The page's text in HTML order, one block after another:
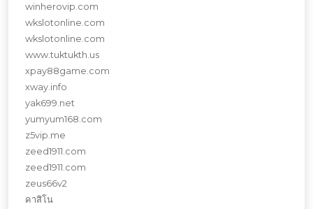
winherovip.com
wkslotonline.com
wkslotonline.com
www.tuktukth.us
xpay88game.com
xway.info
yak699.net
yumyum168.com
z5vip.me
zeed1911.com
zeed1911.com
zeus66v2
คาสิโน